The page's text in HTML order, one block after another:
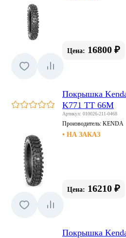
Цена: 16800 ₽
Покрышка
K771 TT 66M
Артикул: 010026-211-0468
Производитель: KENDA
• НА ЗАКАЗ
Цена: 16210 ₽
Покрышка